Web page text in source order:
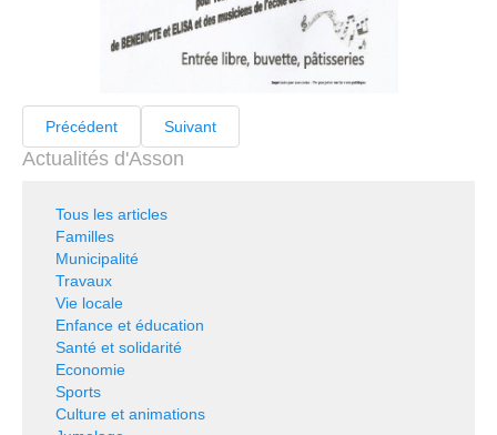
Précédent Suivant
Actualités d'Asson
Tous les articles
Familles
Municipalité
Travaux
Vie locale
Enfance et éducation
Santé et solidarité
Economie
Sports
Culture et animations